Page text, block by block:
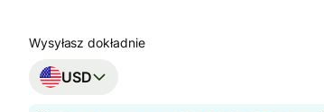
Wysyłasz dokładnie
USD